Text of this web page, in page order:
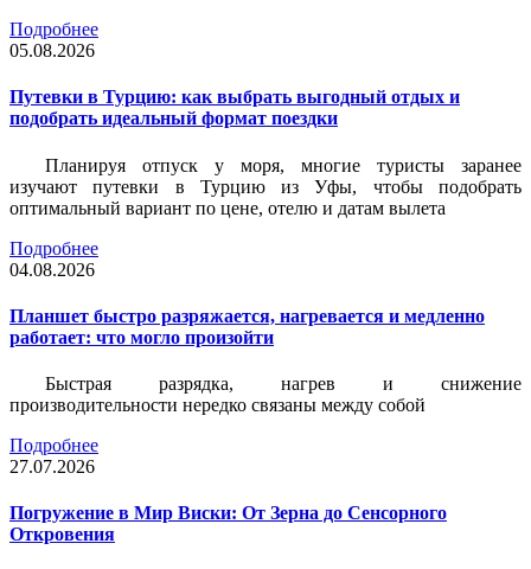
Подробнее
05.08.2026
Путевки в Турцию: как выбрать выгодный отдых и
подобрать идеальный формат поездки
Планируя отпуск у моря, многие туристы заранее
изучают путевки в Турцию из Уфы, чтобы подобрать
оптимальный вариант по цене, отелю и датам вылета
Подробнее
04.08.2026
Планшет быстро разряжается, нагревается и медленно
работает: что могло произойти
Быстрая разрядка, нагрев и снижение
производительности нередко связаны между собой
Подробнее
27.07.2026
Погружение в Мир Виски: От Зерна до Сенсорного
Откровения